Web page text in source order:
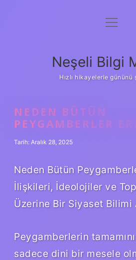
Anasayfa
Yasal Uyarı
menüyü
Neşeli Bilgi
Hızlı hikayelerle gününü
NEDEN BÜTÜN
PEYGAMBERLER
Tarih: Aralık 28, 2025
Neden Bütün
İlişkileri, İdeolojiler ve
Üzerine Bir Siyaset Bilimi
Peygamberlerin
sadece dini bir mesele